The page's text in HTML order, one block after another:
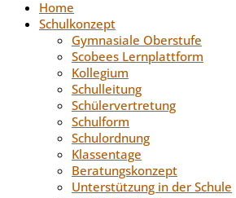
Home
Schulkonzept
Gymnasiale Oberstufe
Scobees Lernplattform
Kollegium
Schulleitung
Schülervertretung
Schulform
Schulordnung
Klassentage
Beratungskonzept
Unterstützung in der Schule